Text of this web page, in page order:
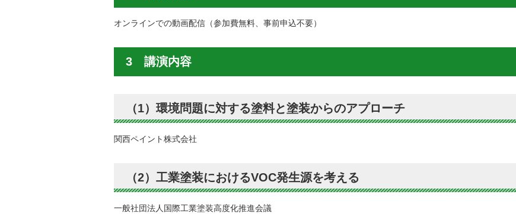
オンラインでの動画配信（参加費無料、事前申込不要）
3 講演内容
（1）環境問題に対する塗料と塗装からのアプローチ
関西ペイント株式会社
（2）工業塗装におけるVOC発生源を考える
一般社団法人国際工業塗装高度化推進会議